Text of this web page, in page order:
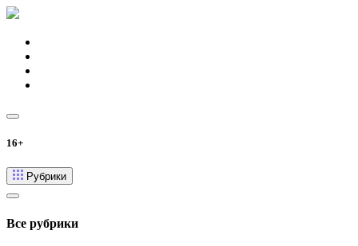
16+
Рубрики
Все рубрики